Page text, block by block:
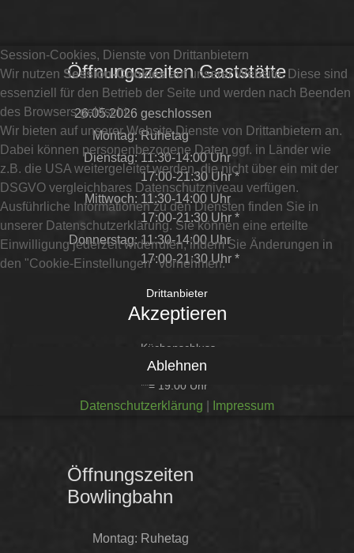
Öffnungszeiten Gaststätte
26.05.2026 geschlossen
Montag: Ruhetag
Dienstag: 11:30-14:00 Uhr
17:00-21:30 Uhr *
Mittwoch: 11:30-14:00 Uhr
17:00-21:30 Uhr *
Donnerstag: 11:30-14:00 Uhr
17:00-21:30 Uhr *
11:30-20:00 Uhr **
Küchenschluss
* = 21:00 Uhr
**= 19:00 Uhr
Öffnungszeiten
Bowlingbahn
Montag: Ruhetag
Session-Cookies, Dienste von Drittanbietern
Wir nutzen Session-Cookiesauf unserer Website. Diese sind
essenziell für den Betrieb der Seite und werden nach Beenden
des Browsers gelöscht.
Wir bieten auf unserer Website Dienste von Drittanbietern an.
Dabei können personenbezogene Daten ggf. in Länder wie
z.B. die USA weitergeleitet werden, die nicht über ein mit der
DSGVO vergleichbares Datenschutzniveau verfügen.
Ausführliche Informationen zu den Diensten finden Sie in
unserer Datenschutzerklärung. Sie können eine erteilte
Einwilligung jederzeit widerrufen, indem Sie Änderungen in
den "Cookie-Einstellungen" vornehmen.
Drittanbieter
Akzeptieren
Ablehnen
Datenschutzerklärung Impressum